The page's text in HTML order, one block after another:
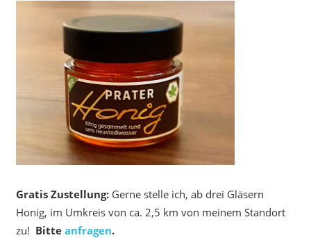
Gratis Zustellung:Gerne stelle ich, ab drei Gläsern
Honig, im Umkreis von ca. 2,5 km von meinem Standort
zu! Bitte anfragen.